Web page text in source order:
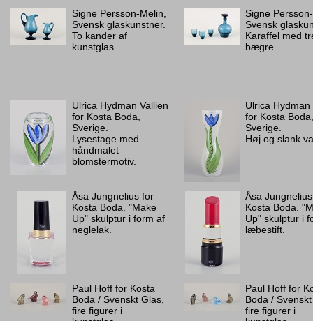
Signe Persson-Melin,
Svensk glaskunstner.
To kander af
kunstglas.
Signe
Svensk
Karaffel med
bægre.
Ulrica Hydman Vallien
for Kosta Boda,
Sverige.
Lysestage med
håndmalet
blomstermotiv.
Ulrica Hydman
for Kosta Boda,
Sverige.
Høj og slank
Åsa Jungnelius for
Kosta Boda. "Make
Up" skulptur i form af
neglelak.
Åsa
Kosta Boda.
Up" skulptur i
læbestift.
Paul Hoff for Kosta
Boda / Svenskt Glas,
fire figurer i
Paul Hoff for
Boda /
fire figurer i